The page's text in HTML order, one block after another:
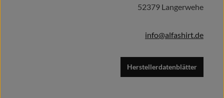
52379 Langerwehe
info@alfashirt.de
Herstellerdatenblätter